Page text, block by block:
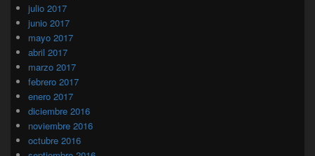
julio 2017
junio 2017
mayo 2017
abril 2017
marzo 2017
febrero 2017
enero 2017
diciembre 2016
noviembre 2016
octubre 2016